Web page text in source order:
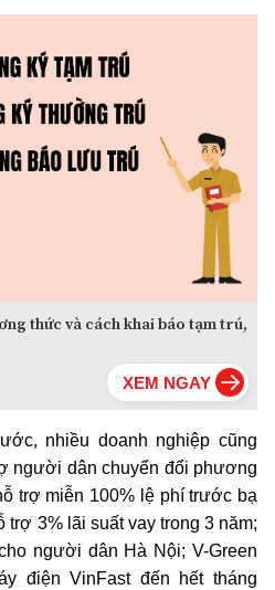
thức và cách khai báo tạm trú,
nhiều doanh nghiệp cũng
người dân chuyển đổi phương
trợ miễn 100% lệ phí trước bạ
trợ 3% lãi suất vay trong 3 năm;
người dân Hà Nội; V-Green
điện VinFast đến hết tháng